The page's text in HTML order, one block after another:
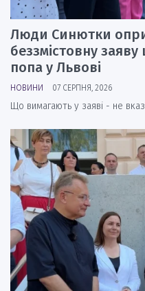
Люди Синютки
беззмістовну
попа у Львові
НОВИНИ 07 СЕРПНЯ, 2026
Що вимагають у заяві - не